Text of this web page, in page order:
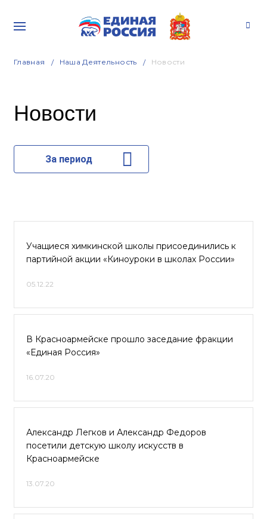
Главная Наша Деятельность Новости
Новости
За период
Учащиеся химкинской школы присоединились к
партийной акции «Киноуроки в школах России»
05.12.22
В Красноармейске прошло заседание фракции
«Единая Россия»
16.07.20
Александр Легков и Александр Федоров
посетили детскую школу искусств в
Красноармейске
13.07.20